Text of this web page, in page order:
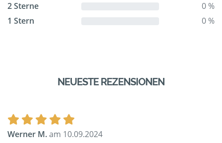
2 Sterne
0 %
1 Stern
0 %
NEUESTE REZENSIONEN
Werner M.am 10.09.2024